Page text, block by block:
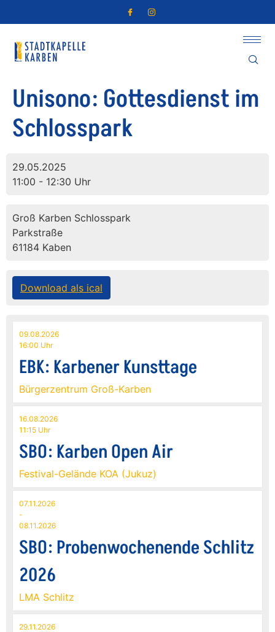
Unisono: Gottesdienst im
Schlosspark
29.05.2025
11:00 - 12:30 Uhr
Groß Karben Schlosspark
Parkstraße
61184 Kaben
Download als ical
09.08.2026
16:00 Uhr
EBK: Karbener Kunsttage
Bürgerzentrum Groß-Karben
16.08.2026
11:15 Uhr
SBO: Karben Open Air
Festival-Gelände KOA (Jukuz)
07.11.2026
-
08.11.2026
SBO: Probenwochenende Schlitz
2026
LMA Schlitz
29.11.2026